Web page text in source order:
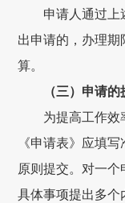
申请人通过上
出申请的，办理
算。
（三）申请的
为提高工作效
《申请表》应填
原则提交。对一
具体事项提出多个